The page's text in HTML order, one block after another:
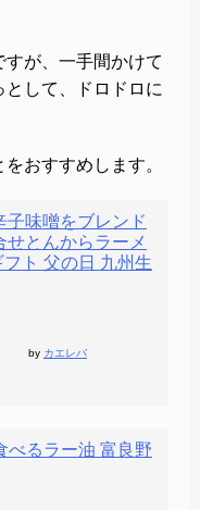
が、一手間かけて
して、ドロドロに
おすすめします。
子味噌をブレンド
せとんからラーメ
ト 父の日 九州生
by カエレバ
べるラー油 富良野